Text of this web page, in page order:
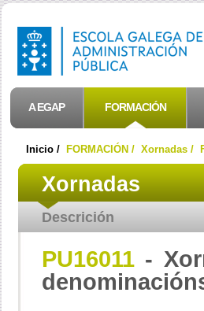
A EGAP FORMACIÓN
Inicio / FORMACIÓN / Xornadas /
Descrición
Xornadas
PU16011 -